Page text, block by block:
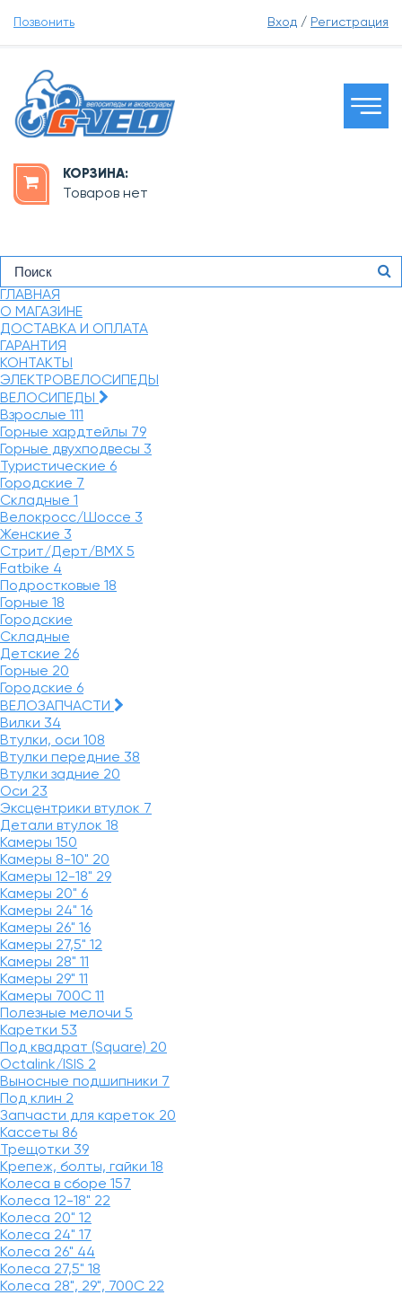
Позвонить Вход / Регистрация
КОРЗИНА:
Товаров нет
ГЛАВНАЯ
О МАГАЗИНЕ
ДОСТАВКА И ОПЛАТА
ГАРАНТИЯ
КОНТАКТЫ
ЭЛЕКТРОВЕЛОСИПЕДЫ
ВЕЛОСИПЕДЫ
Взрослые 111
Горные хардтейлы 79
Горные двухподвесы 3
Туристические 6
Городские 7
Складные 1
Велокросс/Шоссе 3
Женские 3
Стрит/Дерт/BMX 5
Fatbike 4
Подростковые 18
Горные 18
Городские
Складные
Детские 26
Горные 20
Городские 6
ВЕЛОЗАПЧАСТИ
Вилки 34
Втулки, оси 108
Втулки передние 38
Втулки задние 20
Оси 23
Эксцентрики втулок 7
Детали втулок 18
Камеры 150
Камеры 8-10" 20
Камеры 12-18" 29
Камеры 20" 6
Камеры 24" 16
Камеры 26" 16
Камеры 27,5" 12
Камеры 28" 11
Камеры 29" 11
Камеры 700C 11
Полезные мелочи 5
Каретки 53
Под квадрат (Square) 20
Octalink/ISIS 2
Выносные подшипники 7
Под клин 2
Запчасти для кареток 20
Кассеты 86
Трещотки 39
Крепеж, болты, гайки 18
Колеса в сборе 157
Колеса 12-18" 22
Колеса 20" 12
Колеса 24" 17
Колеса 26" 44
Колеса 27,5" 18
Колеса 28", 29", 700С 22